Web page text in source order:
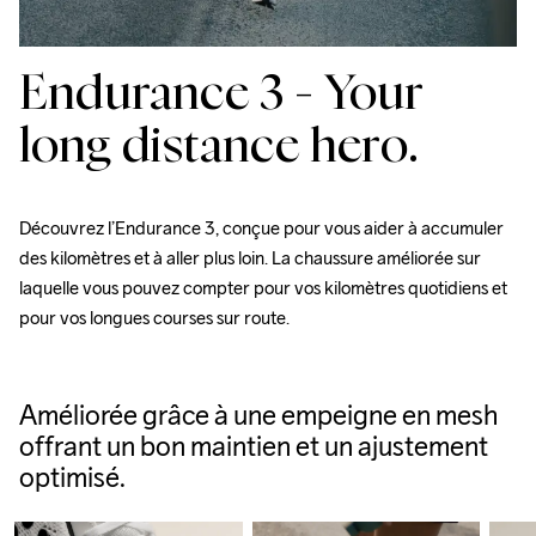
Endurance 3 - Your
long distance hero.
Découvrez l’Endurance 3, conçue pour vous aider à accumuler
des kilomètres et à aller plus loin. La chaussure améliorée sur
laquelle vous pouvez compter pour vos kilomètres quotidiens et
pour vos longues courses sur route.
Améliorée grâce à une empeigne en mesh
offrant un bon maintien et un ajustement
optimisé.